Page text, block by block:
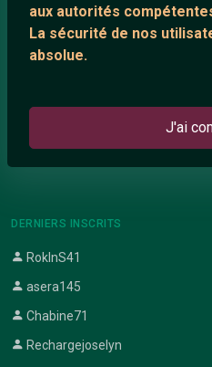
aux autorités
La sécurité de nos
absolue.
J'ai
ARTICLES RÉCENTS
Témoignage de nathanaelle
DERNIERS INSCRITS
RokInS41
asera145
Chabine71
Rechargejoselyn